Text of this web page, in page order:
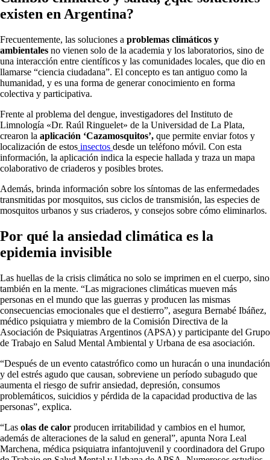
existen en Argentina?
Frecuentemente, las soluciones a problemas climáticos y
ambientales no vienen solo de la academia y los laboratorios, sino de
una interacción entre científicos y las comunidades locales, que dio en
llamarse “ciencia ciudadana”. El concepto es tan antiguo como la
humanidad, y es una forma de generar conocimiento en forma
colectiva y participativa.
Frente al problema del dengue, investigadores del Instituto de
Limnología «Dr. Raúl Ringuelet» de la Universidad de La Plata,
crearon la aplicación ‘Cazamosquitos’, que permite enviar fotos y
localización de estos insectos desde un teléfono móvil. Con esta
información, la aplicación indica la especie hallada y traza un mapa
colaborativo de criaderos y posibles brotes.
Además, brinda información sobre los síntomas de las enfermedades
transmitidas por mosquitos, sus ciclos de transmisión, las especies de
mosquitos urbanos y sus criaderos, y consejos sobre cómo eliminarlos.
Por qué la ansiedad climática es la
epidemia invisible
Las huellas de la crisis climática no solo se imprimen en el cuerpo, sino
también en la mente. “Las migraciones climáticas mueven más
personas en el mundo que las guerras y producen las mismas
consecuencias emocionales que el destierro”, asegura Bernabé Ibáñez,
médico psiquiatra y miembro de la Comisión Directiva de la
Asociación de Psiquiatras Argentinos (APSA) y participante del Grupo
de Trabajo en Salud Mental Ambiental y Urbana de esa asociación.
“Después de un evento catastrófico como un huracán o una inundación
y del estrés agudo que causan, sobreviene un período subagudo que
aumenta el riesgo de sufrir ansiedad, depresión, consumos
problemáticos, suicidios y pérdida de la capacidad productiva de las
personas”, explica.
“Las olas de calor producen irritabilidad y cambios en el humor,
además de alteraciones de la salud en general”, apunta Nora Leal
Marchena, médica psiquiatra infantojuvenil y coordinadora del Grupo